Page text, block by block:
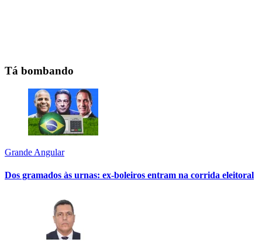
Tá bombando
Grande Angular
Dos gramados às urnas: ex-boleiros entram na corrida eleitoral